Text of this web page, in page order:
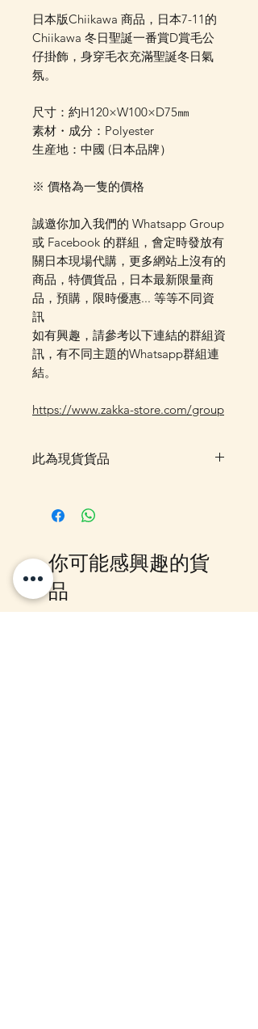
日本版Chiikawa 商品，日本7-11的
Chiikawa 冬日聖誕一番賞D賞毛公
仔掛飾，身穿毛衣充滿聖誕冬日氣
氛。
尺寸：約H120×W100×D75㎜
素材・成分：Polyester
生産地：中國 (日本品牌）
※ 價格為一隻的價格
誠邀你加入我們的 Whatsapp Group
或 Facebook 的群組，會定時發放有
關日本現場代購，更多網站上沒有的
商品，特價貨品，日本最新限量商
品，預購，限時優惠... 等等不同資
訊
如有興趣，請參考以下連結的群組資
訊，有不同主題的Whatsapp群組連
結。
https://www.zakka-store.com/group
此為現貨貨品
Out 購買, 如系統顯示為"無庫
訂貨, 詳情請Facebook PM 或
Whatsapp 聯絡我們
你可能感興趣的貨
品